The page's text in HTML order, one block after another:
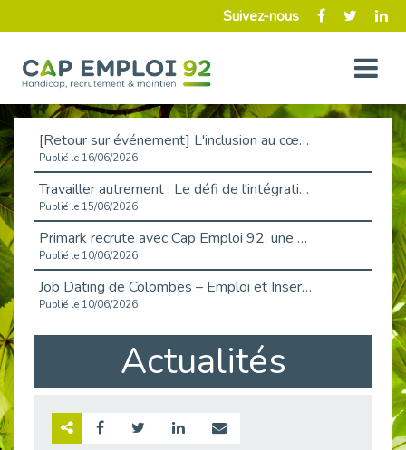
Suivez-nous
[Retour sur événement] L'inclusion au cœur de la Place de l'Emploi à La Défense !
Publié le 16/06/2026
Travailler autrement : Le défi de l'intégration des maladies chroniques en entreprise
Publié le 15/06/2026
Primark recrute avec Cap Emploi 92, une matinée couronnée de succès !
Publié le 10/06/2026
Job Dating de Colombes – Emploi et Insertion
Publié le 10/06/2026
Aborder l'entretien et la situation de handicap en toute confiance
Publié le 09/06/2026
Retour sur l’atelier « Optimiser sa recherche d’emploi »
Actualités